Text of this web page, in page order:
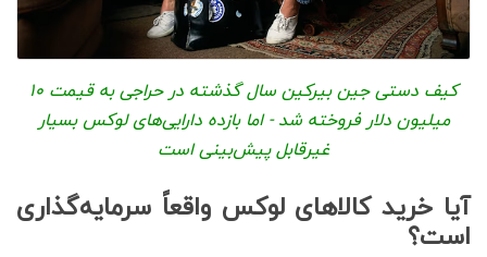
کیف دستی جین بیرکین سال گذشته در حراجی به قیمت ۱۰
میلیون دلار فروخته شد - اما بازده دارایی‌های لوکس بسیار
غیرقابل پیش‌بینی است
آیا خرید کالاهای لوکس واقعاً سرمایه‌گذاری
است؟